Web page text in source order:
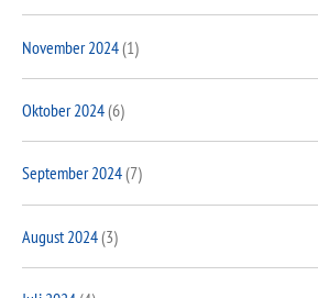
November 2024(1)
Oktober 2024(6)
September 2024(7)
August 2024(3)